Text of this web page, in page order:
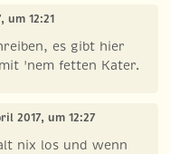
um 12:21
es gibt hier
'nem fetten Kater.
2017, um 12:27
nix los und wenn